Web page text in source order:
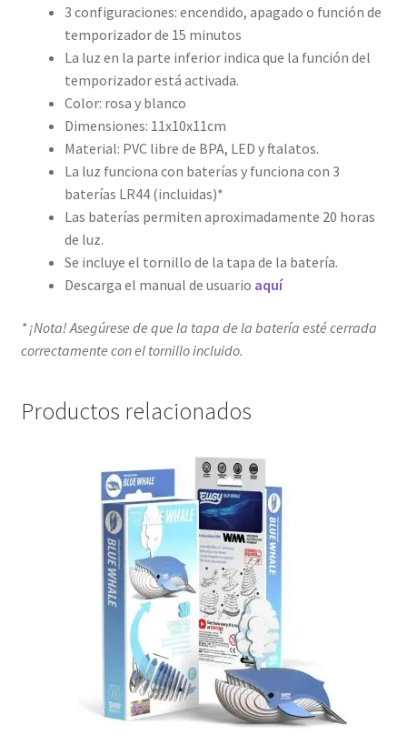
3 configuraciones: encendido, apagado o función de
temporizador de 15 minutos
La luz en la parte inferior indica que la función del
temporizador está activada.
Color: rosa y blanco
Dimensiones: 11x10x11cm
Material: PVC libre de BPA, LED y ftalatos.
La luz funciona con baterías y funciona con 3
baterías LR44 (incluidas)*
Las baterías permiten aproximadamente 20 horas
de luz.
Se incluye el tornillo de la tapa de la batería.
Descarga el manual de usuario aquí
* ¡Nota! Asegúrese de que la tapa de la batería esté cerrada
correctamente con el tornillo incluido.
Productos relacionados